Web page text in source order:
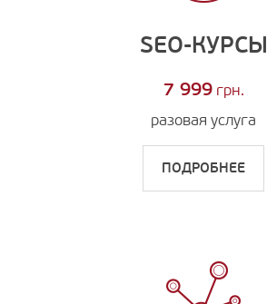
SEO-КУРСЫ
7 999грн.
разовая услуга
ПОДРОБНЕЕ